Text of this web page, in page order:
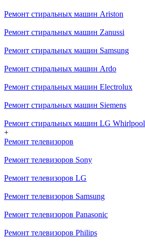
Ремонт стиральных машин Ariston
Ремонт стиральных машин Zanussi
Ремонт стиральных машин Samsung
Ремонт стиральных машин Ardo
Ремонт стиральных машин Electrolux
Ремонт стиральных машин Siemens
Ремонт стиральных машин LG Whirlpool
+
Ремонт телевизоров
Ремонт телевизоров Sony
Ремонт телевизоров LG
Ремонт телевизоров Samsung
Ремонт телевизоров Panasonic
Ремонт телевизоров Philips